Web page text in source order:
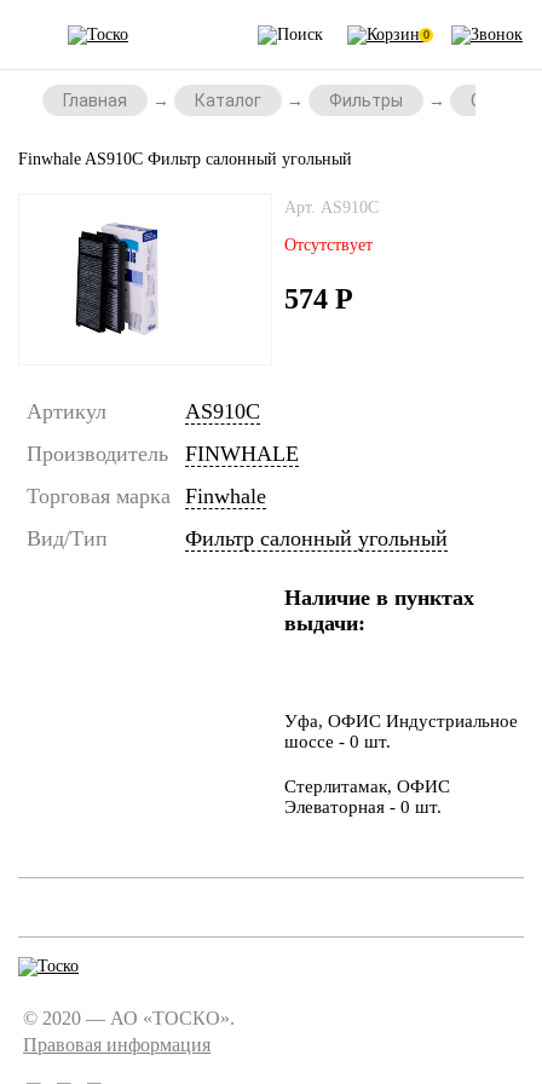
0
Главная Каталог Фильтры
Finwhale AS910C Фильтр салонный угольный
Арт. AS910C
Отсутствует
574 Р
Артикул
AS910C
Производитель
FINWHALE
Торговая марка
Finwhale
Вид/Тип
Фильтр салонный угольный
Наличие в пунктах
выдачи:
Уфа, ОФИС Индустриальное
шоссе - 0 шт.
Стерлитамак, ОФИС
Элеваторная - 0 шт.
© 2020 — АО «ТОСКО».
Правовая информация